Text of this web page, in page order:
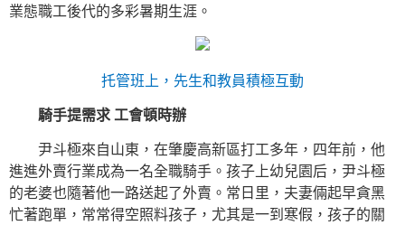
業態職工後代的多彩暑期生涯。
托管班上，先生和教員積極互動
騎手提需求 工會頓時辦
尹斗極來自山東，在肇慶高新區打工多年，四年前，他
進進外賣行業成為一名全職騎手。孩子上幼兒園后，尹斗極
的老婆也隨著他一路送起了外賣。常日里，夫妻倆起早貪黑
忙著跑單，常常得空照料孩子，尤其是一到寒假，孩子的關